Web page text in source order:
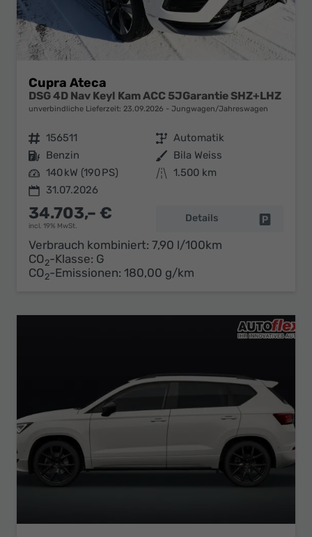
Cupra Ateca
DSG 4D Nav Keyl Kam ACC 5JGarantie SHZ+LHZ
unverbindliche Lieferzeit: 23.09.2026 Jungwagen/Jahreswagen
Fahrzeugnr. 156511 Getriebe Automatik
Kraftstoff Benzin Außenfarbe Bila Weiss
Leistung 140 kW (190 PS) Kilometerstand 1.500 km
31.07.2026
34.703,– €
incl. 19% MwSt.
Details
Verbrauch kombiniert: 7,90 l/100km
CO2-Klasse: G
CO2-Emissionen: 180,00 g/km